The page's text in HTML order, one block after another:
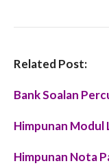
Related Post:
Bank Soalan
Himpunan Modul
Himpunan Nota